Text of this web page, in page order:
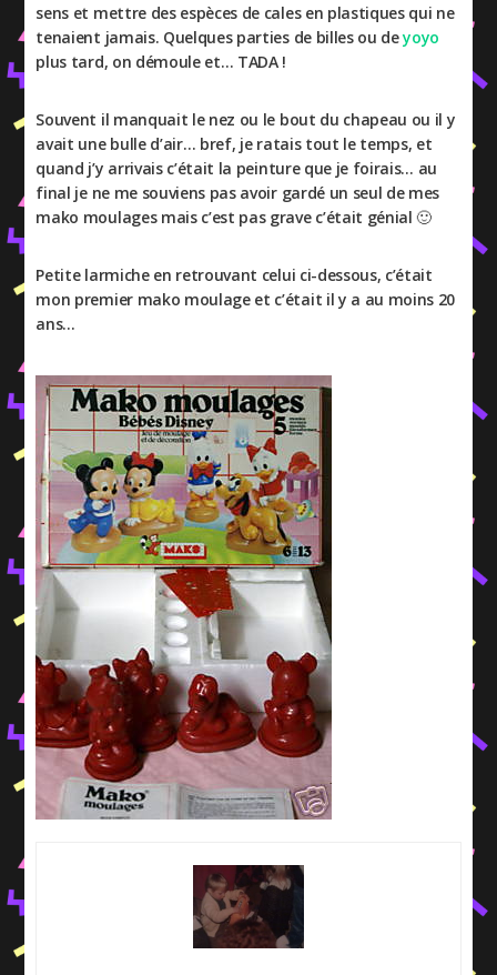
sens et mettre des espèces de cales en plastiques qui ne
tenaient jamais. Quelques parties de billes ou deyoyo
plus tard, on démoule et… TADA !
Souvent il manquait le nez ou le bout du chapeau ou il y
avait une bulle d’air… bref, je ratais tout le temps, et
quand j’y arrivais c’était la peinture que je foirais… au
final je ne me souviens pas avoir gardé un seul de mes
mako moulages mais c’est pas grave c’était génial 🙂
Petite larmiche en retrouvant celui ci-dessous, c’était
mon premier mako moulage et c’était il y a au moins 20
ans…